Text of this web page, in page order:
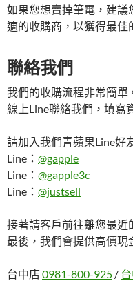
如果您想賣掉筆電，建
適的收購商，以獲得最佳
聯絡我們
我們的收購流程非常簡單
線上Line聯絡我們，填寫
請加入我們青蘋果Line好
Line： @gapple
Line： @gapple3c
Line： @justsell
接著請客戶前往離您最
最後，我們會提供高價
台中店 0981-800-925 /